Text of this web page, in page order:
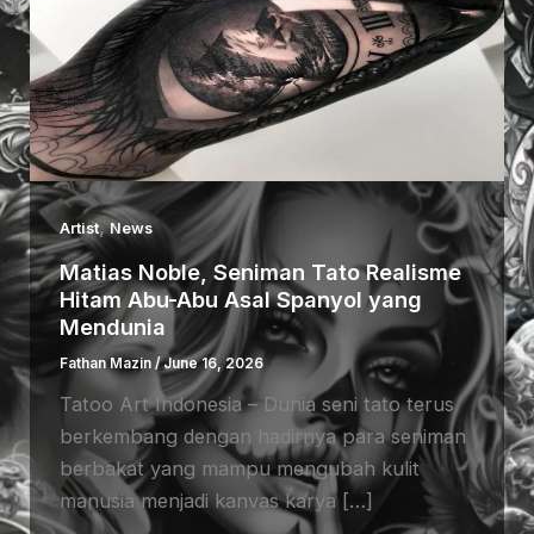
Artist,News
Matias Noble, Seniman Tato Realisme
Hitam Abu-Abu Asal Spanyol yang
Mendunia
Fathan Mazin /June 16, 2026
Tatoo Art Indonesia – Dunia seni tato terus
berkembang dengan hadirnya para seniman
berbakat yang mampu mengubah kulit
manusia menjadi kanvas karya […]